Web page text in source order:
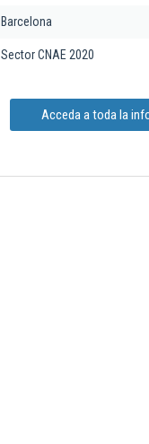
Barcelona
Sector CNAE 2020
Acceda a toda la